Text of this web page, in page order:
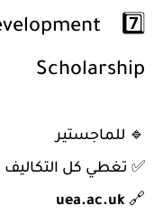
7️⃣
Scholarship
🔹 للماجستير
✅ تغطي كل التكاليف
🔗
uea.ac.uk